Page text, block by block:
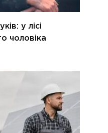
у лісі
чоловіка